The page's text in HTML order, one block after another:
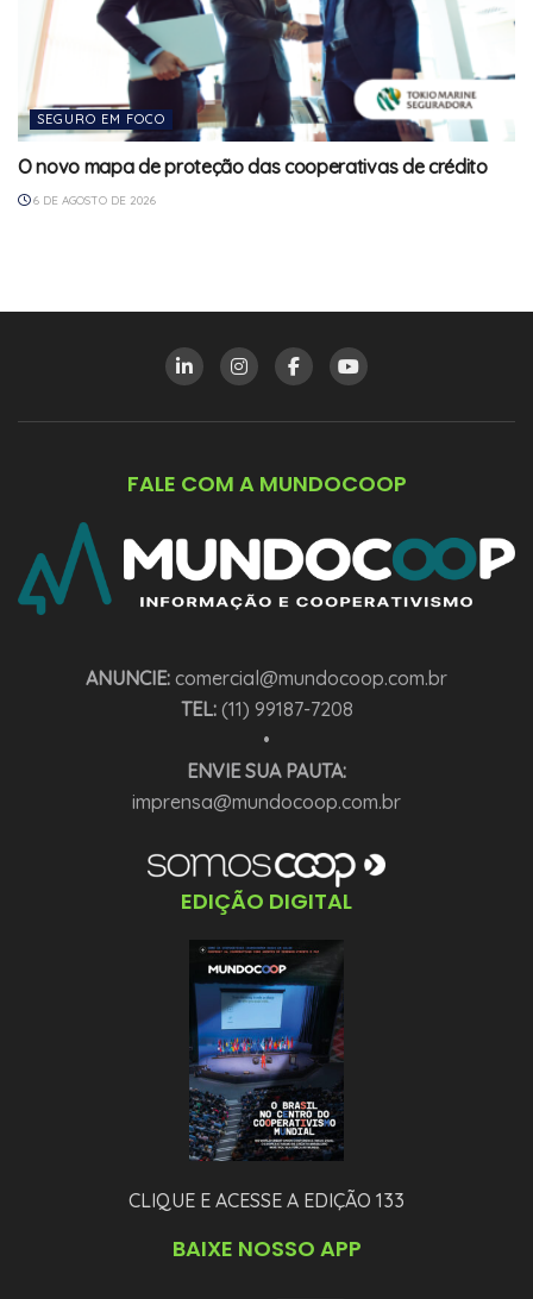
SEGURO EM FOCO
O novo mapa de proteção das cooperativas de crédito
6 DE AGOSTO DE 2026
FALE COM A MUNDOCOOP
ANUNCIE: comercial@mundocoop.com.br
TEL:(11) 99187-7208
•
ENVIE SUA PAUTA:
imprensa@mundocoop.com.br
EDIÇÃO DIGITAL
CLIQUE E ACESSE A EDIÇÃO 133
BAIXE NOSSO APP